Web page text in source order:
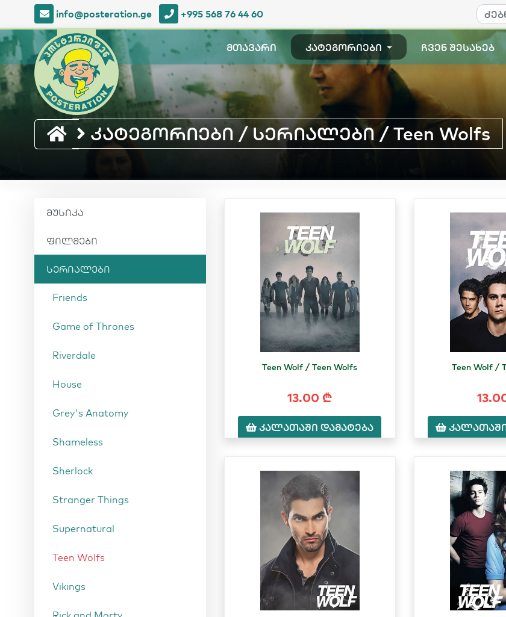
info@posteration.ge +995 568 76 44 60
მთავარი კატეგორიები ჩვენ შესახებ
კატეგორიები / სერიალები / Teen Wolfs
მუსიკა
ფილმები
სერიალები
Friends
Game of Thrones
Riverdale
House
Grey's Anatomy
Shameless
Sherlock
Stranger Things
Supernatural
Teen Wolfs
Vikings
Teen Wolf / Teen Wolfs
13.00 ₾
კალათაში დამატება
Teen Wolf /